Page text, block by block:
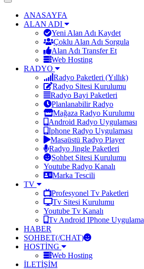
Toggle
navigationANASAYFA
ALAN ADI
Yeni Alan Adı Kaydet
Çoklu Alan Adı Sorgula
Alan Adı Transfer Et
Web Hosting
RADYO
Radyo Paketleri (Yıllık)
Radyo Sitesi Kurulumu
Radyo Bayi Paketleri
Planlanabilir Radyo
Mağaza Radyo Kurulumu
Android Radyo Uygulaması
İphone Radyo Uygulaması
Masaüstü Radyo Player
Radyo Jingle Paketleri
Sohbet Sitesi Kurulumu
Youtube Radyo Kanalı
Marka Tescili
TV
Profesyonel Tv Paketleri
Tv Sitesi Kurulumu
Youtube Tv Kanalı
Tv Android IPhone Uygulama
HABER
SOHBET(/CHAT)
HOSTİNG
Web Hosting
İLETİŞİM